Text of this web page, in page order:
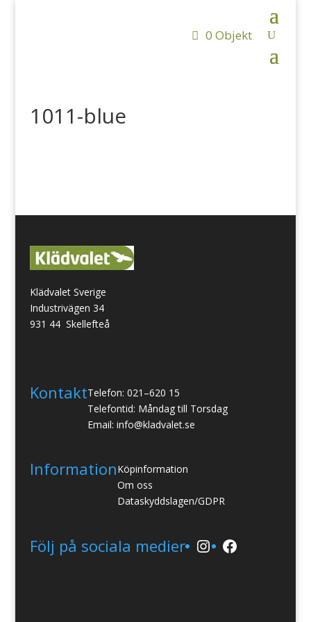
0 Objekt
1011-blue
Klädvalet Sverige
Industrivägen 34
931 44 Skellefteå
KontaktTelefon: 021–620 15
Telefontid: Måndag till Torsdag
Email: info@kladvalet.se
InformationKöpinformation
Om oss
Dataskyddslagen/GDPR
Följ på sociala medier Instagram
Facebook